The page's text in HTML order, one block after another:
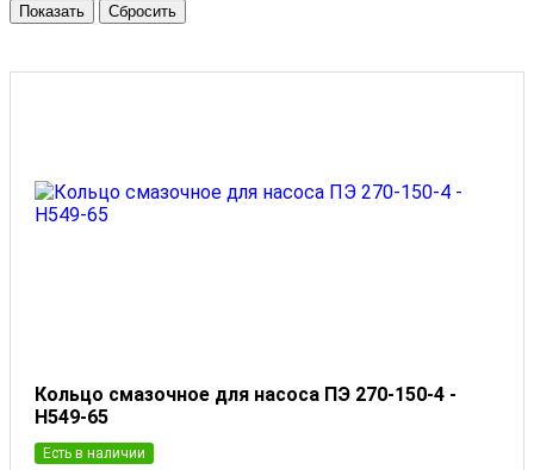
Кольцо смазочное для насоса ПЭ 270-150-4 -
Н549-65
Есть в наличии